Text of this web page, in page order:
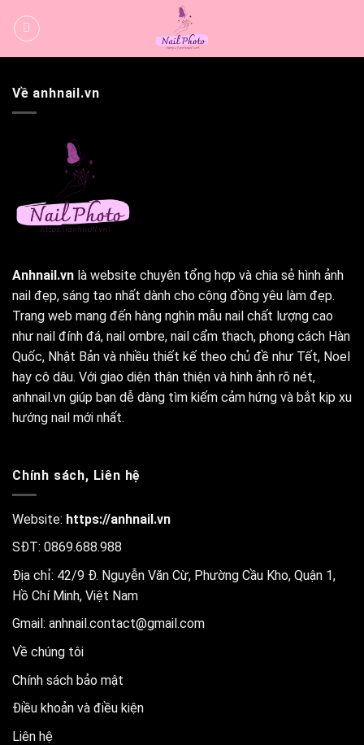
qua
Về anhnail.vn
Anhnail.vn là website chuyên tổng hợp và chia sẻ hình ảnh
nail đẹp, sáng tạo nhất dành cho cộng đồng yêu làm đẹp.
Trang web mang đến hàng nghìn mẫu nail chất lượng cao
như nail đính đá, nail ombre, nail cẩm thạch, phong cách Hàn
Quốc, Nhật Bản và nhiều thiết kế theo chủ đề như Tết, Noel
hay cô dâu. Với giao diện thân thiện và hình ảnh rõ nét,
anhnail.vn giúp bạn dễ dàng tìm kiếm cảm hứng và bắt kịp xu
hướng nail mới nhất.
Chính sách, Liên hệ
Website: https://anhnail.vn
SĐT: 0869.688.988
Địa chỉ: 42/9 Đ. Nguyễn Văn Cừ, Phường Cầu Kho, Quận 1,
Hồ Chí Minh, Việt Nam
Gmail: anhnail.contact@gmail.com
Về chúng tôi
Chính sách bảo mật
Điều khoản và điều kiện
Liên hệ